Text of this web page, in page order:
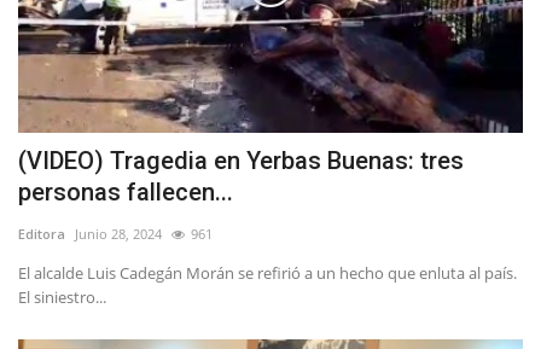
Tribunales
Deporte
Política
Espectáculos
(VIDEO) Tragedia en Yerbas Buenas: tres
personas fallecen...
Editora Junio 28, 2024 961
El alcalde Luis Cadegán Morán se refirió a un hecho que enluta al país.
El siniestro...